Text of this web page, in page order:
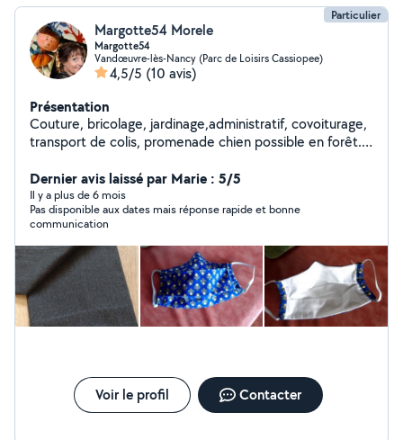
Particulier
Margotte54 Morele
Margotte54
Vandœuvre-lès-Nancy (Parc de Loisirs Cassiopee)
4,5/5 (10 avis)
Présentation
Couture, bricolage, jardinage,administratif, covoiturage,
transport de colis, promenade chien possible en forêt...
Dernier avis laissé par Marie : 5/5
Il y a plus de 6 mois
Pas disponible aux dates mais réponse rapide et bonne
communication
Voir le profil Contacter